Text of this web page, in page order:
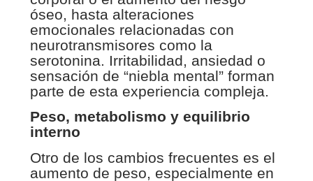
óseo, hasta alteraciones
emocionales relacionadas con
neurotransmisores como la
serotonina. Irritabilidad, ansiedad o
sensación de “niebla mental” forman
parte de esta experiencia compleja.
Peso, metabolismo y equilibrio
interno
Otro de los cambios frecuentes es el
aumento de peso, especialmente en